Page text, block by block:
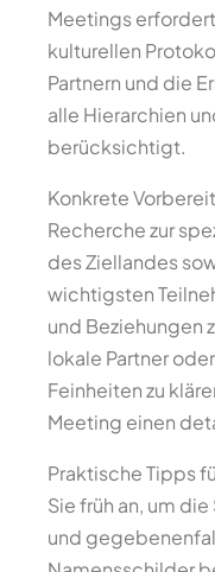
Meetings
kulturellen
Partnern und die
alle Hierarchien
berücksichtigt.
Konkrete
Recherche zur
des Ziellandes
wichtigsten
und Beziehungen
lokale Partner
Feinheiten zu
Meeting einen
Praktische Tipps
Sie früh an, um
und